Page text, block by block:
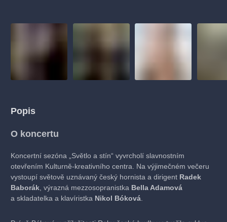
Popis
O koncertu
Koncertní sezóna „Světlo a stín“ vyvrcholí slavnostním
otevřením Kulturně-kreativního centra. Na výjimečném večeru
vystoupí světově uznávaný český hornista a dirigent Radek
Baborák, výrazná mezzosopranistka Bella Adamová
a skladatelka a klavíristka Nikol Bóková.